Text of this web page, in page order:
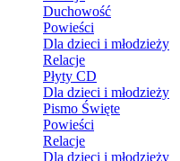
Duchowość
Powieści
Dla dzieci i młodzieży
Relacje
Płyty CD
Dla dzieci i młodzieży
Pismo Święte
Powieści
Relacje
Dla dzieci i młodzieży